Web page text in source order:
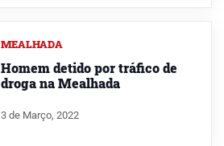
MEALHADA
Homem detido por tráfico de
droga na Mealhada
3 de Março, 2022